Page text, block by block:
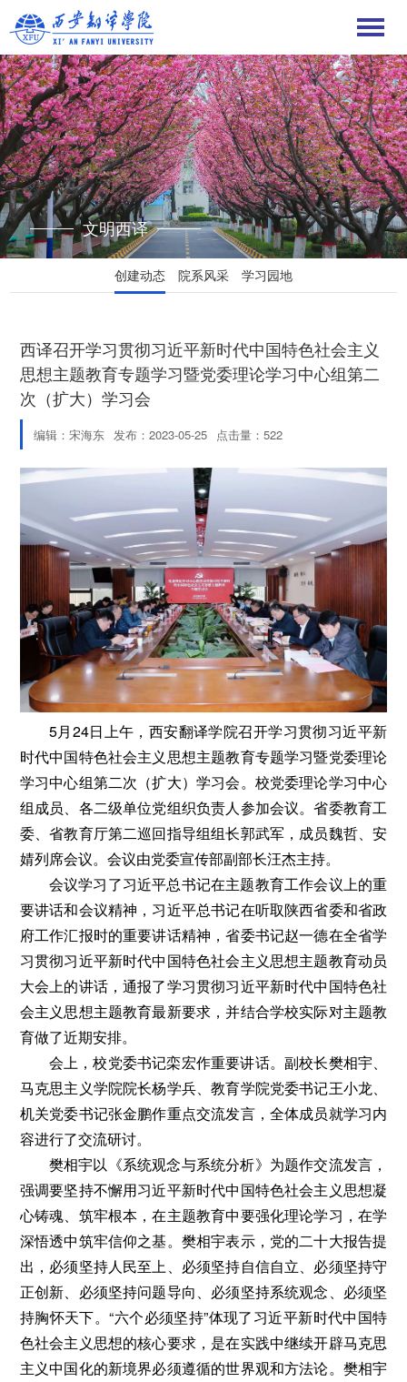
文明西译
创建动态 院系风采 学习园地
西译召开学习贯彻习近平新时代中国特色社会主义
思想主题教育专题学习暨党委理论学习中心组第二
次（扩大）学习会
编辑：宋海东 发布：2023-05-25 点击量： 522
5月24日上午，西安翻译学院召开学习贯彻习近平新
时代中国特色社会主义思想主题教育专题学习暨党委理论
学习中心组第二次（扩大）学习会。校党委理论学习中心
组成员、各二级单位党组织负责人参加会议。省委教育工
委、省教育厅第二巡回指导组组长郭武军，成员魏哲、安
婧列席会议。会议由党委宣传部副部长汪杰主持。
会议学习了习近平总书记在主题教育工作会议上的重
要讲话和会议精神，习近平总书记在听取陕西省委和省政
府工作汇报时的重要讲话精神，省委书记赵一德在全省学
习贯彻习近平新时代中国特色社会主义思想主题教育动员
大会上的讲话，通报了学习贯彻习近平新时代中国特色社
会主义思想主题教育最新要求，并结合学校实际对主题教
育做了近期安排。
会上，校党委书记栾宏作重要讲话。副校长樊相宇、
马克思主义学院院长杨学兵、教育学院党委书记王小龙、
机关党委书记张金鹏作重点交流发言，全体成员就学习内
容进行了交流研讨。
樊相宇以《系统观念与系统分析》为题作交流发言，
强调要坚持不懈用习近平新时代中国特色社会主义思想凝
心铸魂、筑牢根本，在主题教育中要强化理论学习，在学
深悟透中筑牢信仰之基。樊相宇表示，党的二十大报告提
出，必须坚持人民至上、必须坚持自信自立、必须坚持守
正创新、必须坚持问题导向、必须坚持系统观念、必须坚
持胸怀天下。“六个必须坚持”体现了习近平新时代中国特
色社会主义思想的核心要求，是在实践中继续开辟马克思
主义中国化的新境界必须遵循的世界观和方法论。樊相宇